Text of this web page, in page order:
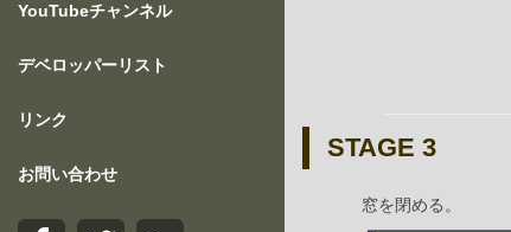
YouTubeチャンネル
デベロッパーリスト
リンク
お問い合わせ
STAGE 3
窓を閉める。